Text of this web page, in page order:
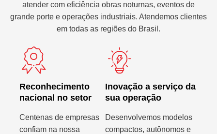
atender com eficiência obras noturnas, eventos de
grande porte e operações industriais. Atendemos clientes
em todas as regiões do Brasil.
Reconhecimento
nacional no setor
Centenas de empresas
confiam na nossa
Inovação a serviço da
sua operação
Desenvolvemos modelos
compactos, autônomos e